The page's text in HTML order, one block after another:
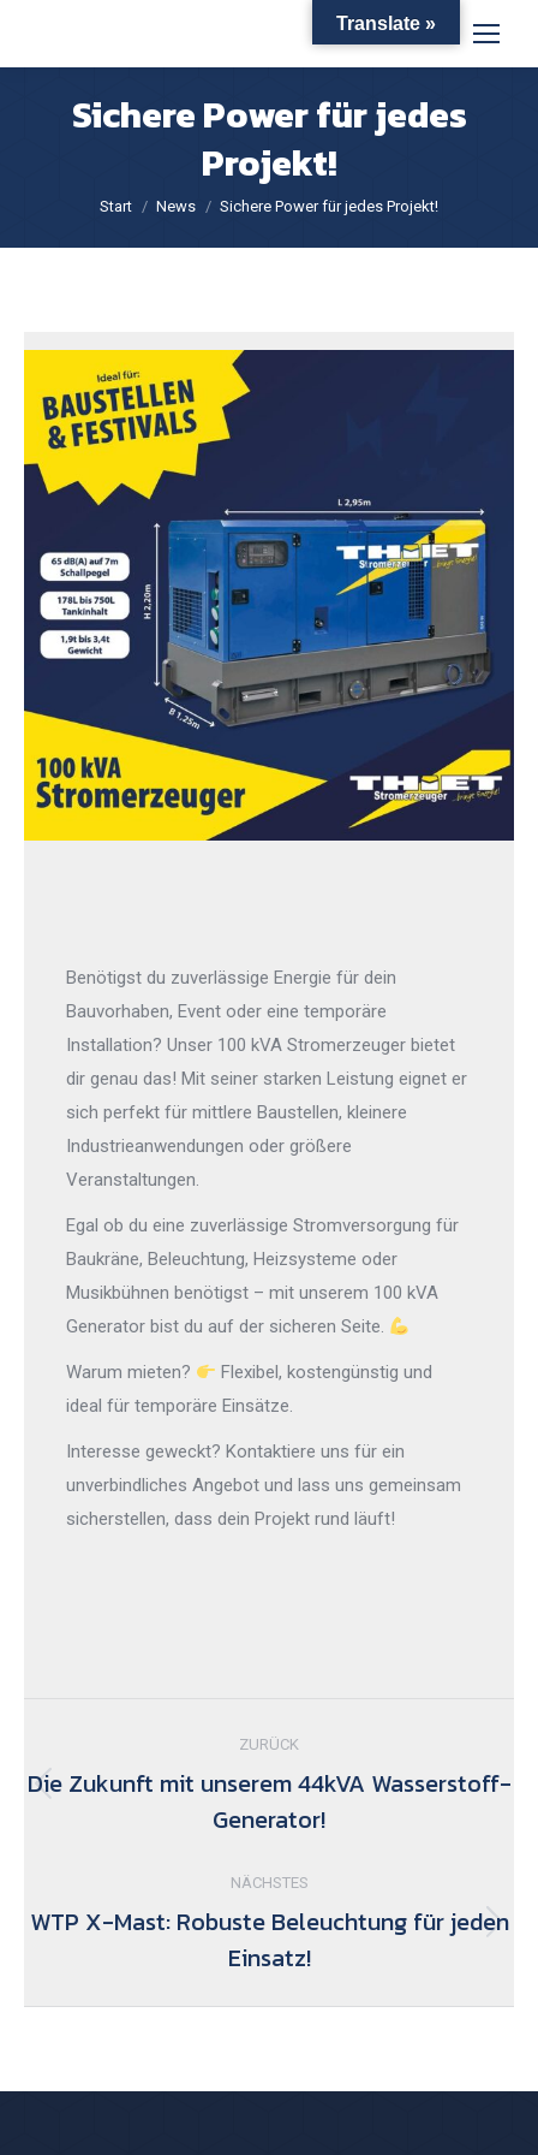
Sichere Power für jedes
Projekt!
Sie befinden sich hier:
Start News Sichere Power für jedes Projekt!
Benötigst du zuverlässige Energie für dein
Bauvorhaben, Event oder eine temporäre
Installation? Unser 100 kVA Stromerzeuger bietet
dir genau das! Mit seiner starken Leistung eignet er
sich perfekt für mittlere Baustellen, kleinere
Industrieanwendungen oder größere
Veranstaltungen.
Egal ob du eine zuverlässige Stromversorgung für
Baukräne, Beleuchtung, Heizsysteme oder
Musikbühnen benötigst – mit unserem 100 kVA
Generator bist du auf der sicheren Seite.
Warum mieten?
Flexibel, kostengünstig und
ideal für temporäre Einsätze.
Interesse geweckt? Kontaktiere uns für ein
unverbindliches Angebot und lass uns gemeinsam
sicherstellen, dass dein Projekt rund läuft!
ZURÜCK
Vorheriger
Beitrag:
Die Zukunft mit unserem 44kVA Wasserstoff-
Generator!
NÄCHSTES
Nächster
Beitrag:
WTP X-Mast: Robuste Beleuchtung für jeden
Einsatz!
Translate »